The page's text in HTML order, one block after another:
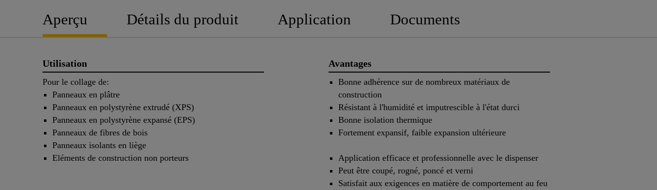
Aperçu Détails du produit Application Documents
Utilisation
Pour le collage de:
Panneaux en plâtre
Panneaux en polystyrène extrudé (XPS)
Panneaux en polystyrène expansé (EPS)
Panneaux de fibres de bois
Panneaux isolants en liège
Eléments de construction non porteurs
Avantages
Bonne adhérence sur de nombreux matériaux de
construction
Résistant à l'humidité et imputrescible à l'état durci
Bonne isolation thermique
Fortement expansif, faible expansion ultérieure
Application efficace et professionnelle avec le dispenser
Peut être coupé, rogné, poncé et verni
Satisfait aux exigences en matière de comportement au feu